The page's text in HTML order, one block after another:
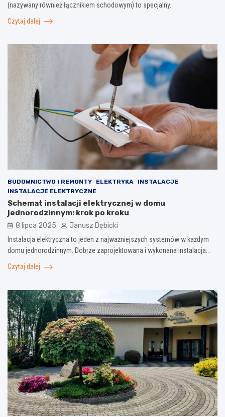
(nazywany również łącznikiem schodowym) to specjalny…
Czytaj dalej
BUDOWNICTWO I REMONTY ELEKTRYKA
INSTALACJE
INSTALACJE ELEKTRYCZNE
Schemat instalacji elektrycznej w domu
jednorodzinnym: krok po kroku
8 lipca 2025 Janusz Dębicki
Instalacja elektryczna to jeden z najważniejszych systemów w każdym
domu jednorodzinnym. Dobrze zaprojektowana i wykonana instalacja…
Czytaj dalej